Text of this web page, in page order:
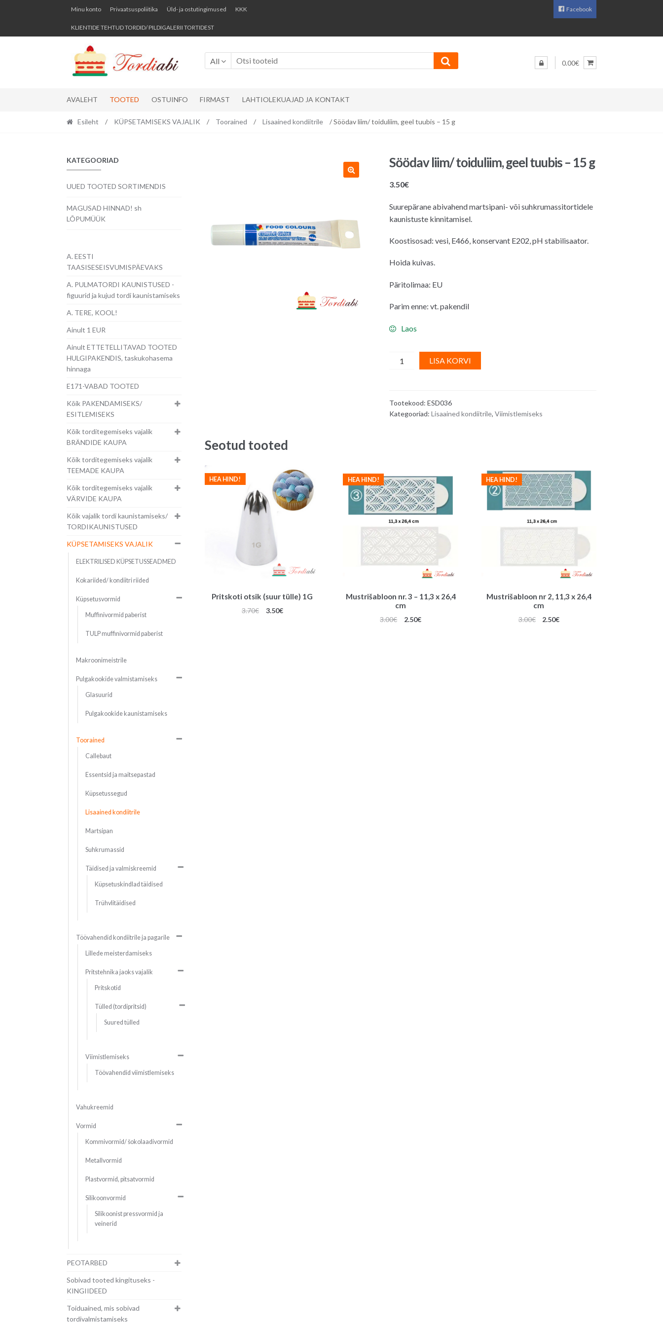
Skip
navigation
Skip
content
Minu konto Privaatsuspoliitika Üld- ja ostutingimused KKK
KLIENTIDE TEHTUD TORDID/ PILDIGALERII TORTIDEST
Facebook
All 0.00€
AVALEHT TOOTED OSTUINFO FIRMAST LAHTIOLEKUAJAD JA KONTAKT
Esileht / KÜPSETAMISEKS VAJALIK / Toorained / Lisaained kondiitrile / Söödav liim/ toiduliim, geel tuubis – 15 g
Söödav liim/ toiduliim, geel tuubis – 15 g
3.50€
Suurepärane abivahend martsipani- või suhkrumassitortidele
kaunistuste kinnitamisel.
Koostisosad: vesi, E466, konservant E202, pH stabilisaator.
Hoida kuivas.
Päritolimaa: EU
Parim enne: vt. pakendil
Laos
Söödav
tuubis
-
LISA KORVI
l
n
Tootekood: ESD036
Kategooriad: Lisaained kondiitrile, Viimistlemiseks
Seotud tooted
Pritskoti otsik (suur tülle) 1G
HEA HIND!
3.70€
Algne
3.50€Praegune
Mustrišabloon nr. 3 – 11,3 x 26,4
cm
HEA HIND!
3.00€
Algne
2.50€Praegune
Mustrišabloon nr 2, 11,3 x 26,4
cm
HEA HIND!
3.00€
Algne
2.50€Praegune
KATEGOORIAD
UUED TOOTED SORTIMENDIS
MAGUSAD HINNAD! sh
LÕPUMÜÜK
A. EESTI
TAASISESEISVUMISPÄEVAKS
A. PULMATORDI KAUNISTUSED -
figuurid ja kujud tordi kaunistamiseks
A. TERE, KOOL!
Ainult 1 EUR
Ainult ETTETELLITAVAD TOOTED
HULGIPAKENDIS, taskukohasema
hinnaga
E171-VABAD TOOTED
Kõik PAKENDAMISEKS/
ESITLEMISEKS
Kõik torditegemiseks vajalik
BRÄNDIDE KAUPA
Kõik torditegemiseks vajalik
TEEMADE KAUPA
Kõik torditegemiseks vajalik
VÄRVIDE KAUPA
Kõik vajalik tordi kaunistamiseks/
TORDIKAUNISTUSED
KÜPSETAMISEKS VAJALIK
ELEKTRILISED KÜPSETUSSEADMED
Kokariided/ kondiitri riided
Küpsetusvormid
Muffinivormid paberist
TULP muffinivormid paberist
Makroonimeistrile
Pulgakookide valmistamiseks
Glasuurid
Pulgakookide kaunistamiseks
Toorained
Callebaut
Essentsid ja maitsepastad
Küpsetussegud
Lisaained kondiitrile
Martsipan
Suhkrumassid
Täidised ja valmiskreemid
Küpsetuskindlad täidised
Trühvlitäidised
Töövahendid kondiitrile ja pagarile
Lillede meisterdamiseks
Pritstehnika jaoks vajalik
Pritskotid
Tülled (tordipritsid)
Suured tülled
Viimistlemiseks
Töövahendid viimistlemiseks
Vahukreemid
Vormid
Kommivormid/ šokolaadivormid
Metallvormid
Plastvormid, pitsatvormid
Silikoonvormid
Silikoonist pressvormid ja
veinerid
PEOTARBED
Sobivad tooted kingituseks -
KINGIIDEED
Toiduained, mis sobivad
tordivalmistamiseks